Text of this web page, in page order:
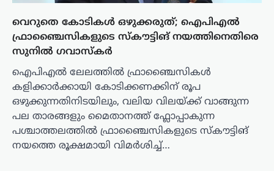
വെറുതെ കോടികൾ ഒഴുക്കരുത്; ഐപിഎൽ
ഫ്രാഞ്ചൈസികളുടെ സ്കൗട്ടിങ് നയത്തിനെതിരെ
സുനിൽ ഗവാസ്കർ
ഐപിഎൽ ലേലത്തിൽ ഫ്രാഞ്ചൈസികൾ
കളിക്കാർക്കായി കോടിക്കണക്കിന് രൂപ
ഒഴുക്കുന്നതിനിടയിലും, വലിയ വിലയ്ക്ക് വാങ്ങുന്ന
പല താരങ്ങളും മൈതാനത്ത് ഫ്ലോപ്പാകുന്ന
പശ്ചാത്തലത്തിൽ ഫ്രാഞ്ചൈസികളുടെ സ്കൗട്ടിങ്
നയത്തെ രൂക്ഷമായി വിമർശിച്ച്…